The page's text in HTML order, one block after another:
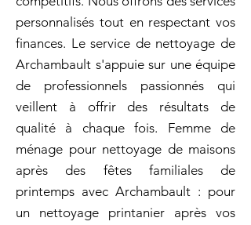
personnalisés tout en respectant vos
finances. Le service de nettoyage de
Archambault s'appuie sur une équipe
de professionnels passionnés qui
veillent à offrir des résultats de
qualité à chaque fois. Femme de
ménage pour nettoyage de maisons
après des fêtes familiales de
printemps avec Archambault : pour
un nettoyage printanier après vos